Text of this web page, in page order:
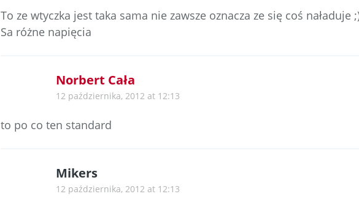
To ze wtyczka jest taka sama nie zawsze oznacza ze się coś naładuje
Sa różne napięcia
Norbert Cała
12 października, 2012 at 12:13
to po co ten standard
Mikers
12 października, 2012 at 12:13